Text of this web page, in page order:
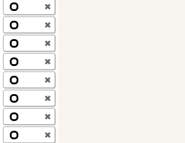
✖
✖
✖
✖
✖
✖
✖
✖